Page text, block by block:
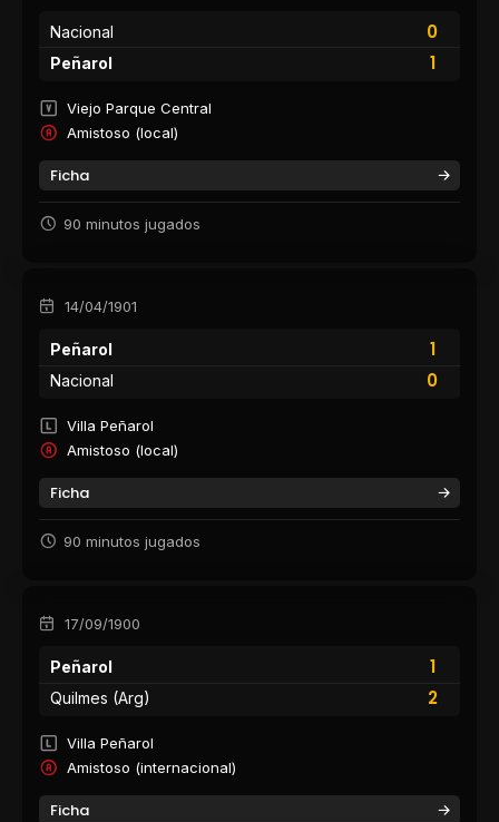
Nacional
0
1
Peñarol
Viejo Parque Central
Amistoso (local)
Ficha
90 minutos jugados
14/04/1901
Peñarol
1
0
Nacional
Villa Peñarol
Amistoso (local)
Ficha
90 minutos jugados
17/09/1900
Peñarol
1
2
Quilmes (Arg)
Villa Peñarol
Amistoso (internacional)
Ficha